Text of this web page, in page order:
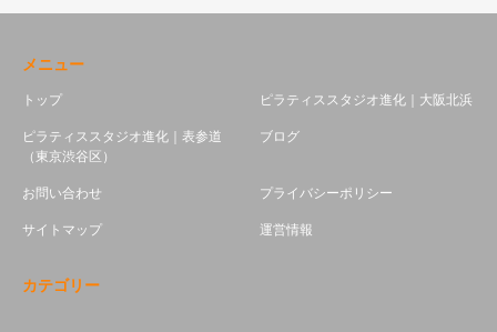
メニュー
トップ ピラティススタジオ進化｜大阪北浜
ピラティススタジオ進化｜表参道
（東京渋谷区）
ブログ
お問い合わせ プライバシーポリシー
サイトマップ 運営情報
カテゴリー